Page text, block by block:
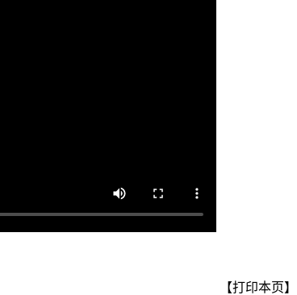
【打印本页】